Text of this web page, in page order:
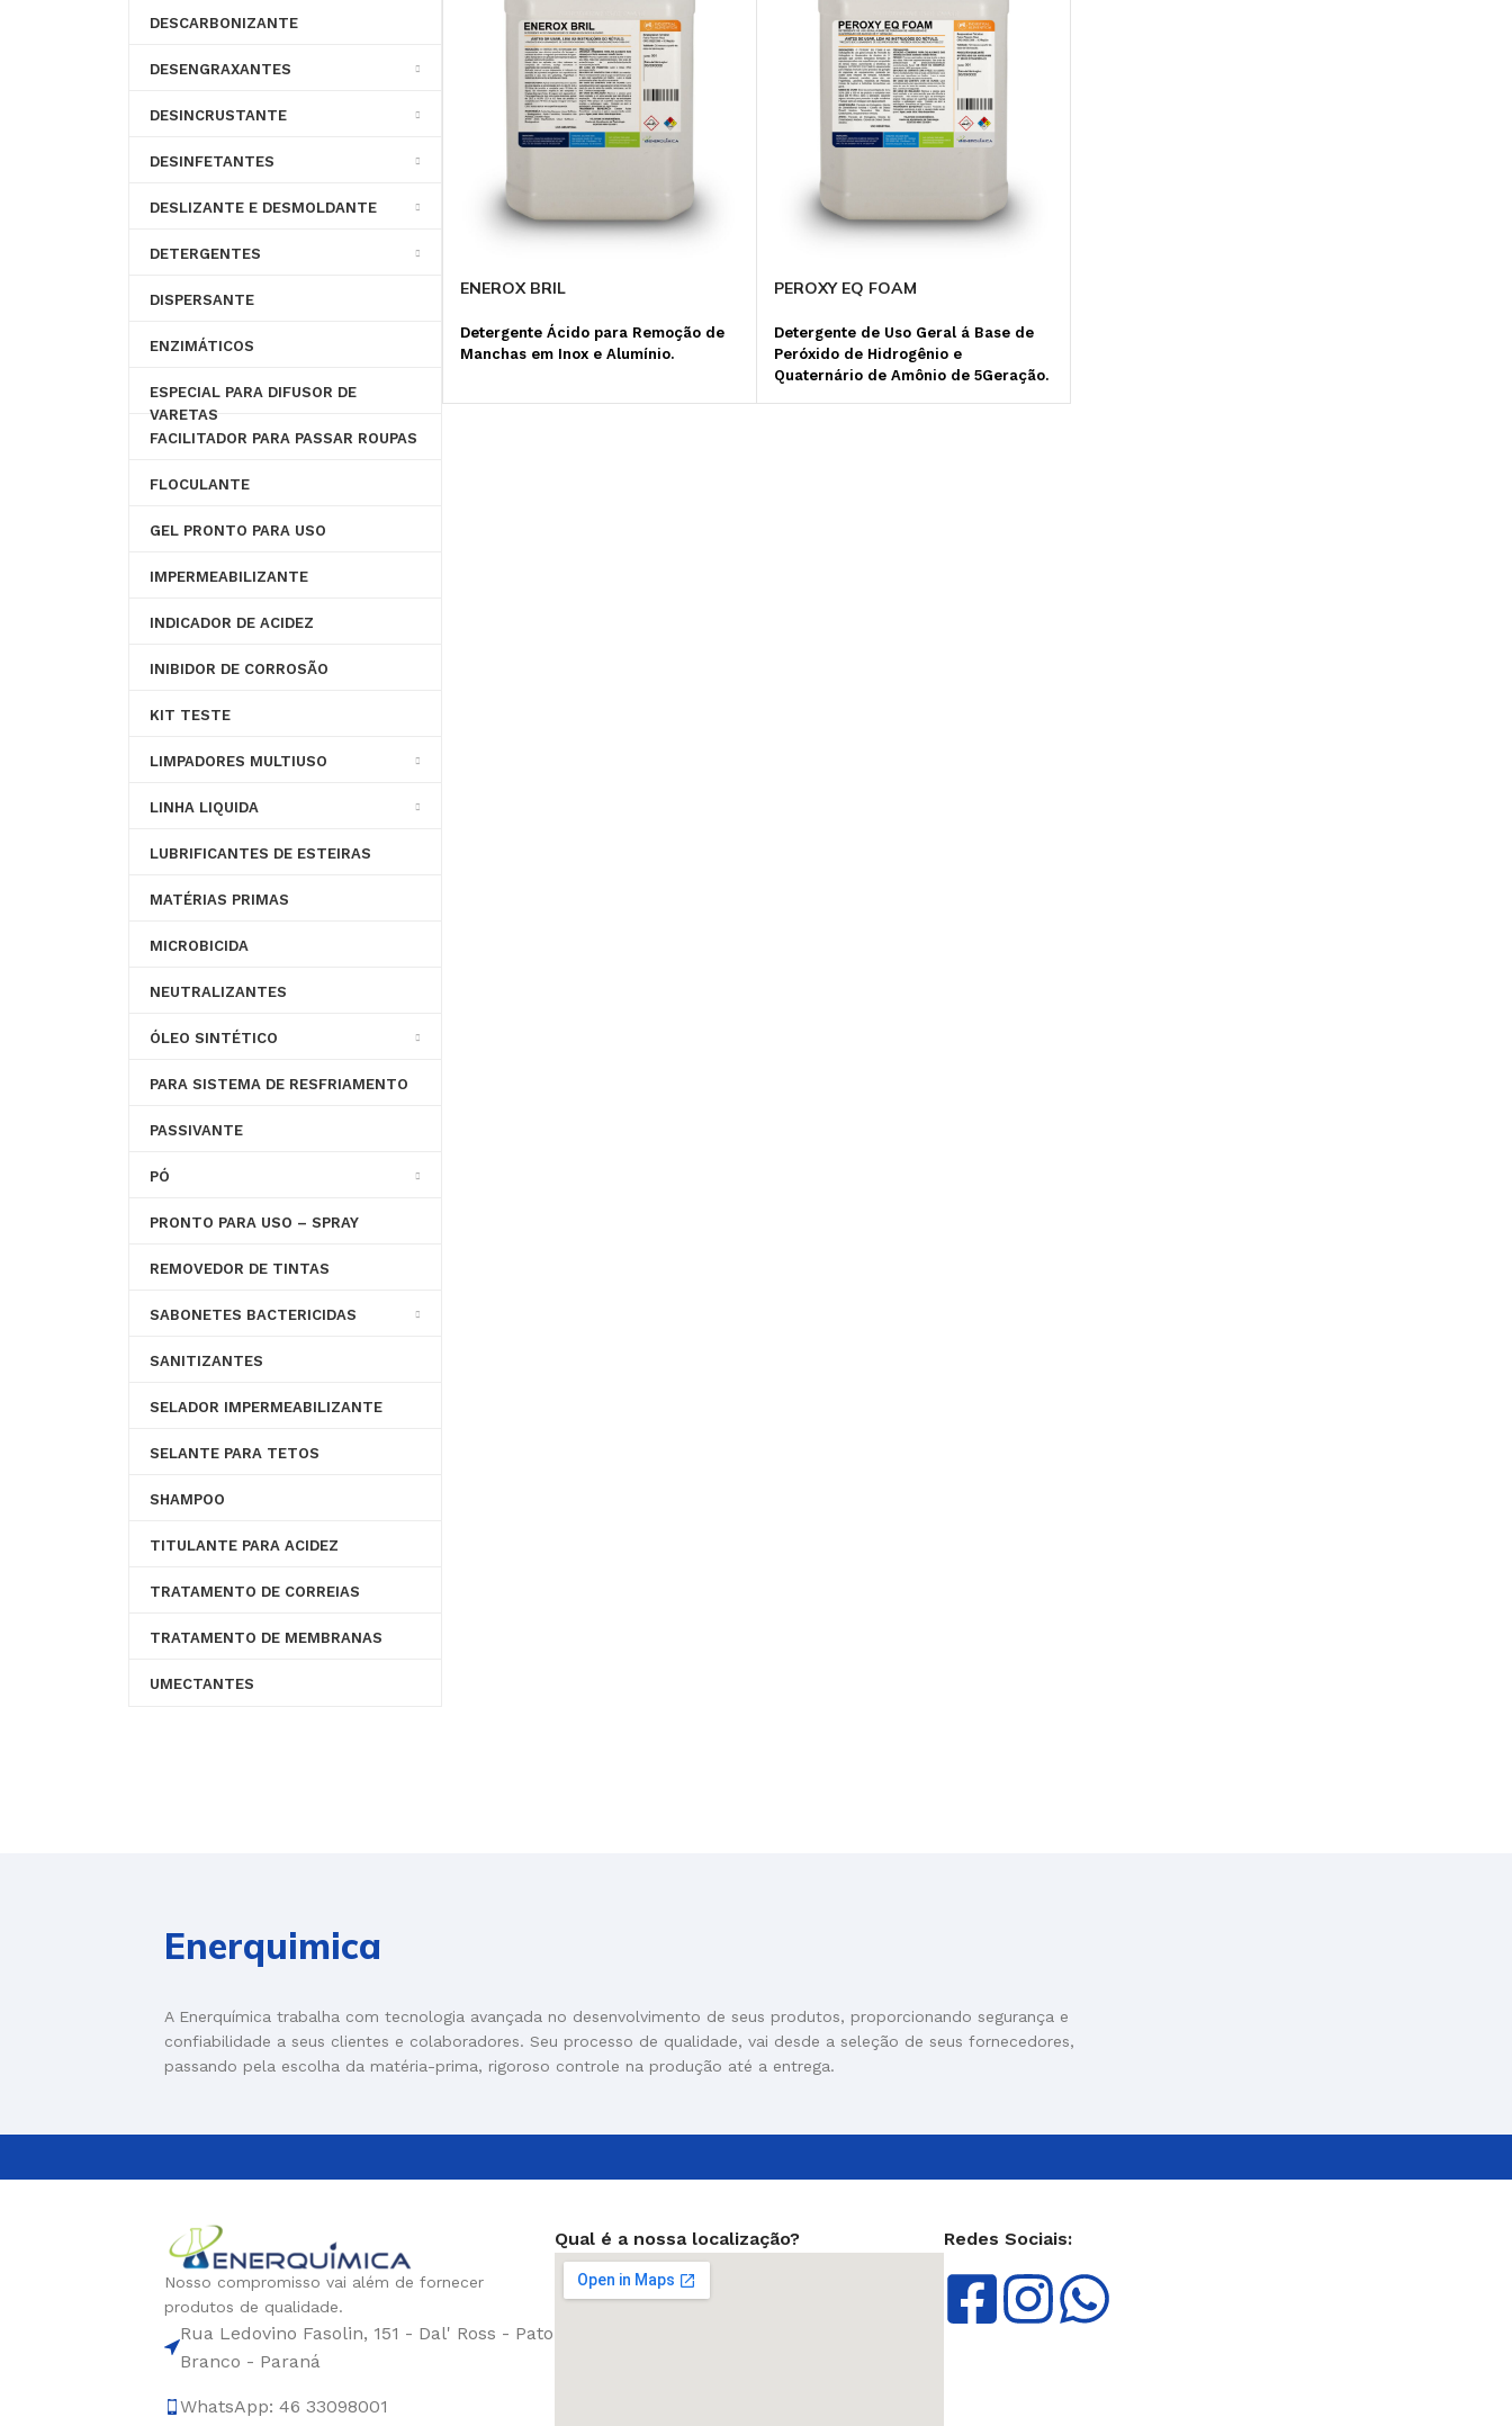
DESCARBONIZANTE
DESENGRAXANTES
DESINCRUSTANTE
DESINFETANTES
DESLIZANTE E DESMOLDANTE
DETERGENTES
DISPERSANTE
ENZIMÁTICOS
ESPECIAL PARA DIFUSOR DE
VARETAS
FACILITADOR PARA PASSAR ROUPAS
FLOCULANTE
GEL PRONTO PARA USO
IMPERMEABILIZANTE
INDICADOR DE ACIDEZ
INIBIDOR DE CORROSÃO
KIT TESTE
LIMPADORES MULTIUSO
LINHA LIQUIDA
LUBRIFICANTES DE ESTEIRAS
MATÉRIAS PRIMAS
MICROBICIDA
NEUTRALIZANTES
ÓLEO SINTÉTICO
PARA SISTEMA DE RESFRIAMENTO
PASSIVANTE
PÓ
PRONTO PARA USO – SPRAY
REMOVEDOR DE TINTAS
SABONETES BACTERICIDAS
SANITIZANTES
SELADOR IMPERMEABILIZANTE
SELANTE PARA TETOS
SHAMPOO
TITULANTE PARA ACIDEZ
TRATAMENTO DE CORREIAS
TRATAMENTO DE MEMBRANAS
UMECTANTES
ENEROX BRIL
Detergente Ácido para Remoção de
Manchas em Inox e Alumínio.
PEROXY EQ FOAM
Detergente de Uso Geral á Base de
Peróxido de Hidrogênio e
Quaternário de Amônio de 5Geração.
Enerquimica
A Enerquímica trabalha com tecnologia avançada no desenvolvimento de seus produtos, proporcionando segurança e
confiabilidade a seus clientes e colaboradores. Seu processo de qualidade, vai desde a seleção de seus fornecedores,
passando pela escolha da matéria-prima, rigoroso controle na produção até a entrega.
Nosso compromisso vai além de fornecer
produtos de qualidade.
Rua Ledovino Fasolin, 151 - Dal' Ross - Pato
Branco - Paraná
WhatsApp: 46 33098001
Qual é a nossa localização? Redes Sociais: